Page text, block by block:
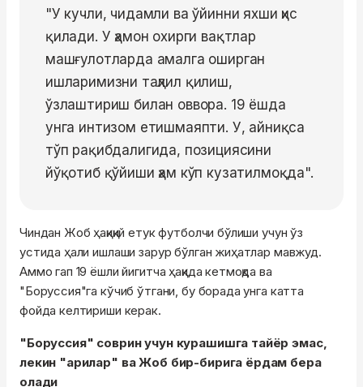
"У кучли, чидамли ва ўйинни яхши ҳис
қилади. У ҳамон охирги вақтлар
машғулотларда амалга оширган
ишларимизни таҳлил қилиш,
ўзлаштириш билан оввора. 19 ёшда
унга интизом етишмаяпти. У, айниқса
тўп рақибдалигида, позициясини
йўқотиб қўйиши ҳам кўп кузатилмоқда".
Чиндан Жоб ҳақиқий етук футболчи бўлиши учун ўз
устида ҳали ишлаши зарур бўлган жиҳатлар мавжуд.
Аммо гап 19 ёшли йигитча ҳақида кетмоқда ва
"Боруссия"га кўчиб ўтгани, бу борада унга катта
фойда келтириши керак.
"Боруссия" соврин учун курашишга тайёр эмас,
лекин "арилар" ва Жоб бир-бирига ёрдам бера
олади